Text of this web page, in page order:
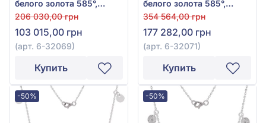
белого золота 585°,
Бриллиант 0,88ct, арт. 6-
32069
206 030,00 грн
103 015,00 грн
(арт. 6-32069)
Купить
белого золота 585°,
бриллиант 1,59ct, арт. 6-
32071
354 564,00 грн
177 282,00 грн
(арт. 6-32071)
Купить
-50% -50%